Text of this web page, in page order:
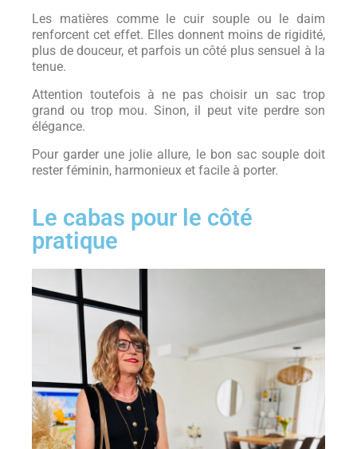
Les matières comme le cuir souple ou le daim
renforcent cet effet. Elles donnent moins de rigidité,
plus de douceur, et parfois un côté plus sensuel à la
tenue.
Attention toutefois à ne pas choisir un sac trop
grand ou trop mou. Sinon, il peut vite perdre son
élégance.
Pour garder une jolie allure, le bon sac souple doit
rester féminin, harmonieux et facile à porter.
Le cabas pour le côté
pratique